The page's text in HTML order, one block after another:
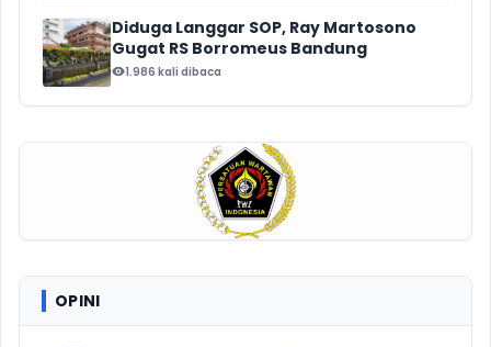
Diduga Langgar SOP, Ray Martosono
Gugat RS Borromeus Bandung
1.986 kali dibaca
OPINI